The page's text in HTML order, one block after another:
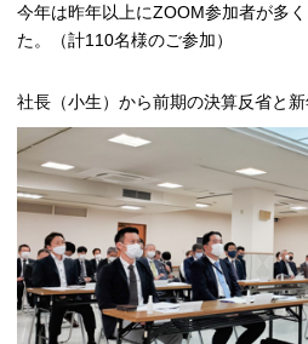
今年は昨年以上にZOOM参加者が多
た。（計110名様のご参加）
社長（小生）から前期の決算反省と